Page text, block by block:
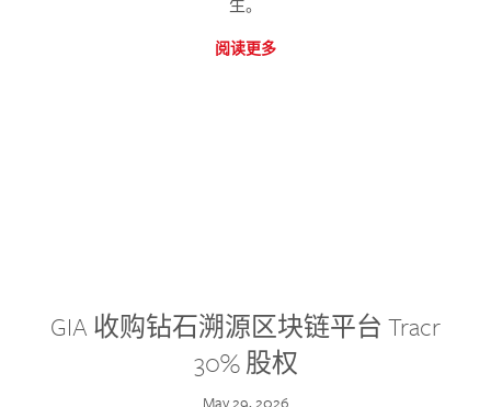
生。
阅读更多
GIA 收购钻石溯源区块链平台 Tracr
30% 股权
May 29, 2026